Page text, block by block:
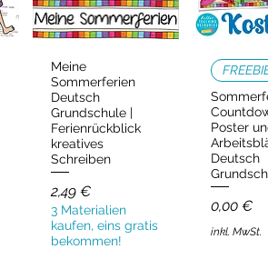
Schnellansicht
Meine
Sommerferien
Deutsch
Grundschule |
Ferienrückblick
kreatives
Schreiben
Preis
2,49 €
3 Materialien
kaufen, eins gratis
bekommen!
Poster
Deutsch
Preis
0,00 €
inkl. MwSt.